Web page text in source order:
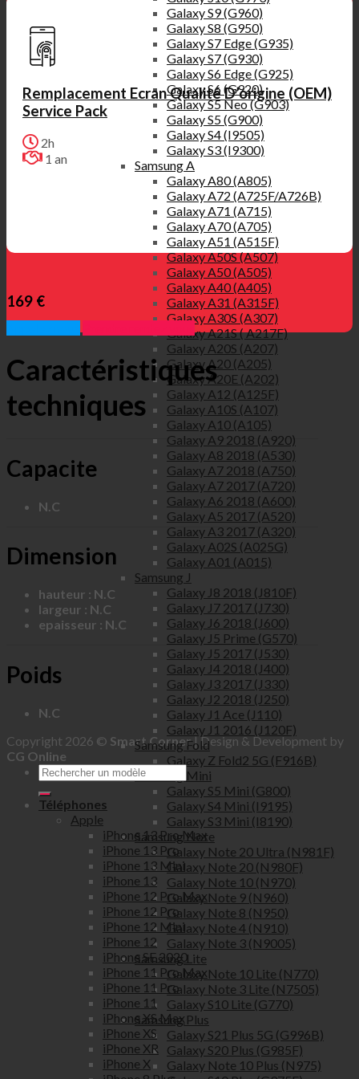
Galaxy S9 (G960)
Galaxy S8 (G950)
Galaxy S7 Edge (G935)
Galaxy S7 (G930)
Galaxy S6 Edge (G925)
Galaxy S6 (G920)
Galaxy S5 Neo (G903)
Galaxy S5 (G900)
Galaxy S4 (I9505)
Galaxy S3 (I9300)
Samsung A
Galaxy A80 (A805)
Galaxy A72 (A725F/A726B)
Galaxy A71 (A715)
Galaxy A70 (A705)
Galaxy A51 (A515F)
Galaxy A50S (A507)
Galaxy A50 (A505)
Galaxy A40 (A405)
Galaxy A31 (A315F)
Galaxy A30S (A307)
Galaxy A21S ( A217F)
Galaxy A20S (A207)
Galaxy A20 (A205)
Galaxy A20E (A202)
Galaxy A12 (A125F)
Galaxy A10S (A107)
Galaxy A10 (A105)
Galaxy A9 2018 (A920)
Galaxy A8 2018 (A530)
Galaxy A7 2018 (A750)
Galaxy A7 2017 (A720)
Galaxy A6 2018 (A600)
Galaxy A5 2017 (A520)
Galaxy A3 2017 (A320)
Galaxy A02S (A025G)
Galaxy A01 (A015)
Samsung J
Galaxy J8 2018 (J810F)
Galaxy J7 2017 (J730)
Galaxy J6 2018 (J600)
Galaxy J5 Prime (G570)
Galaxy J5 2017 (J530)
Galaxy J4 2018 (J400)
Galaxy J3 2017 (J330)
Galaxy J2 2018 (J250)
Galaxy J1 Ace (J110)
Galaxy J1 2016 (J120F)
Samsung Fold
Galaxy Z Fold2 5G (F916B)
Samsung Mini
Galaxy S5 Mini (G800)
Galaxy S4 Mini (I9195)
Galaxy S3 Mini (I8190)
Samsung Note
Galaxy Note 20 Ultra (N981F)
Galaxy Note 20 (N980F)
Galaxy Note 10 (N970)
Galaxy Note 9 (N960)
Galaxy Note 8 (N950)
Galaxy Note 4 (N910)
Galaxy Note 3 (N9005)
Samsung Lite
Galaxy Note 10 Lite (N770)
Galaxy Note 3 Lite (N7505)
Galaxy S10 Lite (G770)
Samsung Plus
Galaxy S21 Plus 5G (G996B)
Galaxy S20 Plus (G985F)
Galaxy Note 10 Plus (N975)
Remplacement Ecran Qualité D’origine (OEM)
Service Pack
2h
1 an
169 €
Caractéristiques
techniques
Capacite
N.C
Dimension
hauteur : N.C
largeur : N.C
epaisseur : N.C
Poids
N.C
Copyright 2026 © Smart Corner| Design & Development by
CG Online
Téléphones
Apple
iPhone 13 Pro Max
iPhone 13 Pro
iPhone 13 Mini
iPhone 13
iPhone 12 Pro Max
iPhone 12 Pro
iPhone 12 Mini
iPhone 12
iPhone SE 2020
iPhone 11 Pro Max
iPhone 11 Pro
iPhone 11
iPhone XS Max
iPhone XS
iPhone XR
iPhone X